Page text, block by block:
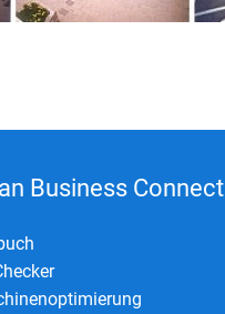
Business Connect